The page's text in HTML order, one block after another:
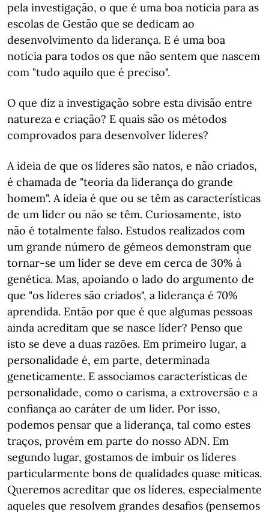
pela investigação, o que é uma boa notícia para as
escolas de Gestão que se dedicam ao
desenvolvimento da liderança. E é uma boa
notícia para todos os que não sentem que nascem
com "tudo aquilo que é preciso".
O que diz a investigação sobre esta divisão entre
natureza e criação? E quais são os métodos
comprovados para desenvolver líderes?
A ideia de que os líderes são natos, e não criados,
é chamada de "teoria da liderança do grande
homem". A ideia é que ou se têm as características
de um líder ou não se têm. Curiosamente, isto
não é totalmente falso. Estudos realizados com
um grande número de gémeos demonstram que
tornar-se um líder se deve em cerca de 30% à
genética. Mas, apoiando o lado do argumento de
que "os líderes são criados", a liderança é 70%
aprendida. Então por que é que algumas pessoas
ainda acreditam que se nasce líder? Penso que
isto se deve a duas razões. Em primeiro lugar, a
personalidade é, em parte, determinada
geneticamente. E associamos características de
personalidade, como o carisma, a extroversão e a
confiança ao caráter de um líder. Por isso,
podemos pensar que a liderança, tal como estes
traços, provém em parte do nosso ADN. Em
segundo lugar, gostamos de imbuir os líderes
particularmente bons de qualidades quase míticas.
Queremos acreditar que os líderes, especialmente
aqueles que resolvem grandes desafios (pensemos